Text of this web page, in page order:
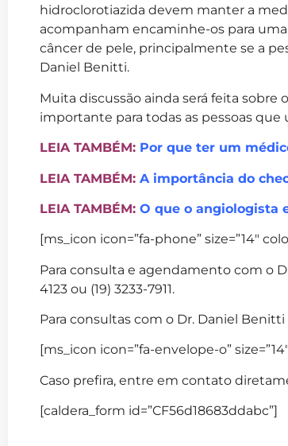
hidroclorotiazida devem manter a
acompanham encaminhe-os para
câncer de pele, principalmente se a
Daniel Benitti.
Muita discussão ainda será feita
importante para todas as pessoas
LEIA TAMBÉM: Por que ter um
LEIA TAMBÉM: A importância do
LEIA TAMBÉM: O que o angiologista
[ms_icon icon=”fa-phone” size=”14″
Para consulta e agendamento com o
4123 ou (19) 3233-7911.
Para consultas com o Dr. Daniel Benitti
[ms_icon icon=”fa-envelope-o”
Caso prefira, entre em contato
[caldera_form id=”CF56d18683ddabc”]